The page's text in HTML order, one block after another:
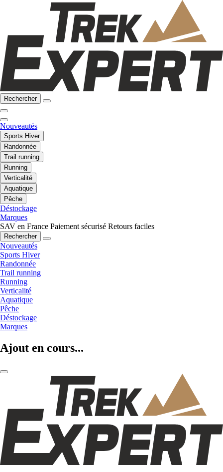
Rechercher
Nouveautés
Sports Hiver
Randonnée
Trail running
Running
Verticalité
Aquatique
Pêche
Déstockage
Marques
SAV en France Paiement sécurisé Retours faciles
Rechercher
Nouveautés
Sports Hiver
Randonnée
Trail running
Running
Verticalité
Aquatique
Pêche
Déstockage
Marques
Ajout en cours...